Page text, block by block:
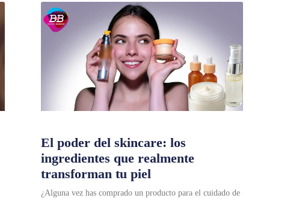
El poder del skincare: los
ingredientes que realmente
transforman tu piel
¿Alguna vez has comprado un producto para el cuidado de